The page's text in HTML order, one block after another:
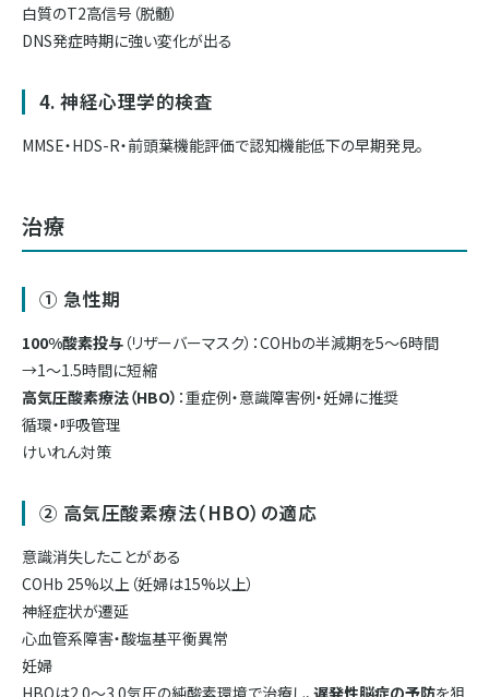
白質のT2高信号（脱髄）
DNS発症時期に強い変化が出る
4. 神経心理学的検査
MMSE・HDS-R・前頭葉機能評価で認知機能低下の早期発見。
治療
① 急性期
100%酸素投与 （リザーバーマスク）：COHbの半減期を5〜6時間
→1〜1.5時間に短縮
高気圧酸素療法（HBO） ：重症例・意識障害例・妊婦に推奨
循環・呼吸管理
けいれん対策
② 高気圧酸素療法（HBO）の適応
意識消失したことがある
COHb 25%以上（妊婦は15%以上）
神経症状が遷延
心血管系障害・酸塩基平衡異常
妊婦